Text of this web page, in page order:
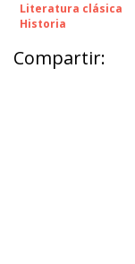
Literatura clásica
Historia
Compartir: